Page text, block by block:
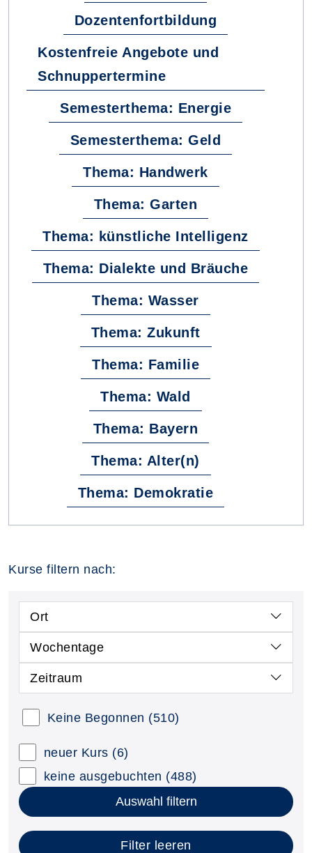
Dozentenfortbildung
Kostenfreie Angebote und
Schnuppertermine
Semesterthema: Energie
Semesterthema: Geld
Thema: Handwerk
Thema: Garten
Thema: künstliche Intelligenz
Thema: Dialekte und Bräuche
Thema: Wasser
Thema: Zukunft
Thema: Familie
Thema: Wald
Thema: Bayern
Thema: Alter(n)
Thema: Demokratie
Kurse filtern nach:
Ort
Wochentage
Zeitraum
Keine Begonnen (510)
neuer Kurs (6)
keine ausgebuchten (488)
Auswahl filtern
Filter leeren